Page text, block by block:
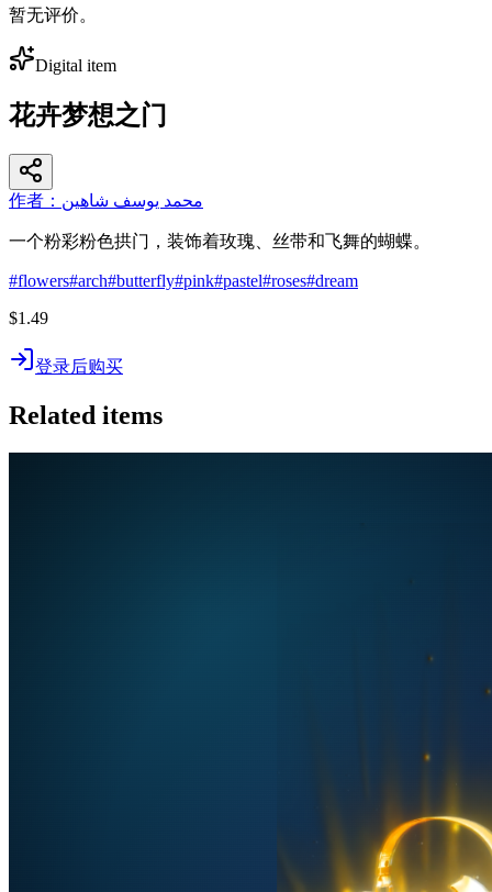
暂无评价。
Digital item
花卉梦想之门
作者：محمد يوسف شاهين
一个粉彩粉色拱门，装饰着玫瑰、丝带和飞舞的蝴蝶。
#flowers#arch#butterfly#pink#pastel#roses#dream
$1.49
登录后购买
Related items